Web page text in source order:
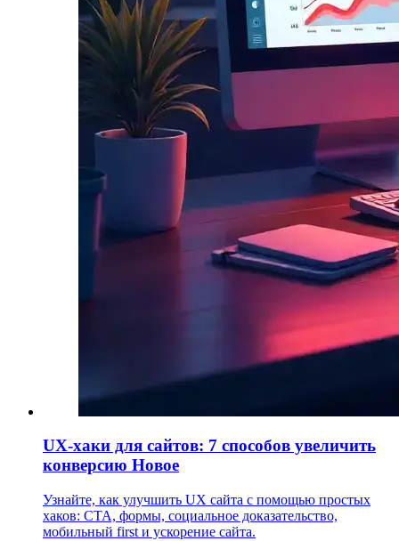
UX-хаки для сайтов: 7 способов увеличить
конверсию Новое
Узнайте, как улучшить UX сайта с помощью простых
хаков: CTA, формы, социальное доказательство,
мобильный first и ускорение сайта.